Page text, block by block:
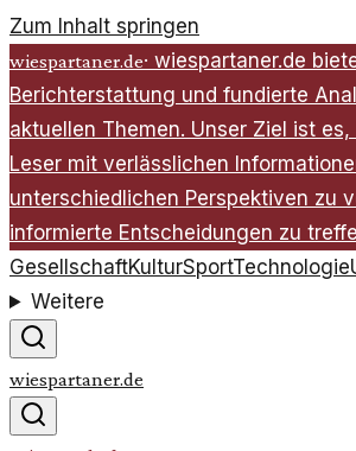
Zum Inhalt springen
wiespartaner.de· wiespartaner.de
Berichterstattung und fundierte
aktuellen Themen. Unser Ziel ist es,
Leser mit verlässlichen
unterschiedlichen Perspektiven zu
informierte Entscheidungen zu
GesellschaftKulturSportTechnologie
Weitere
wiespartaner.de